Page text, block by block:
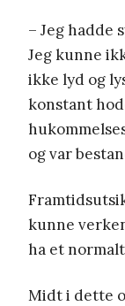
– Jeg hadde
Jeg kunne
ikke lyd og
konstant
og var
kunne
ha et
Midt i dette